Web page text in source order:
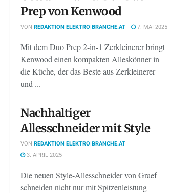
Prep von Kenwood
VON REDAKTION ELEKTRO|BRANCHE.AT 7. MAI 2025
Mit dem Duo Prep 2-in-1 Zerkleinerer bringt
Kenwood einen kompakten Alleskönner in
die Küche, der das Beste aus Zerkleinerer
und ...
Nachhaltiger
Allesschneider mit Style
VON REDAKTION ELEKTRO|BRANCHE.AT
3. APRIL 2025
Die neuen Style-Allesschneider von Graef
schneiden nicht nur mit Spitzenleistung